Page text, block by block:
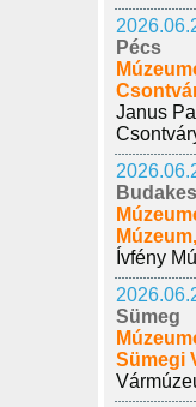
Pécs
Janus
Ívfény
Sümeg
Sümegi